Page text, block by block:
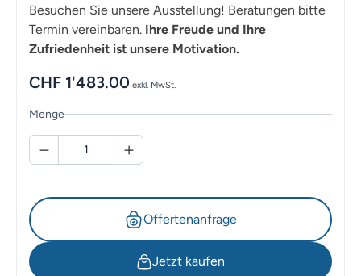
Besuchen Sie unsere Ausstellung! Beratungen bitte
Termin vereinbaren. Ihre Freude und Ihre
Zufriedenheit ist unsere Motivation.
CHF 1'483.00 exkl. MwSt.
Menge
Offertenanfrage
Jetzt kaufen